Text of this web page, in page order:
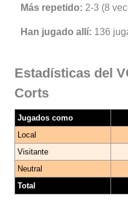
Más repetido: 2-3 (8
Han jugado allí: 136
Estadísticas del
Corts
Jugados como
Local
Visitante
Neutral
Total